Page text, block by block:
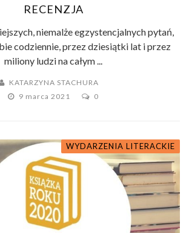
RECENZJA
niemalże egzystencjalnych pytań,
codziennie, przez dziesiątki lat i przez
miliony ludzi na całym ...
KATARZYNA STACHURA
9 marca 2021
0
WYDARZENIA LITERACKIE